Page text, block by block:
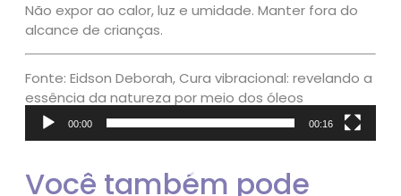
Não expor ao calor, luz e umidade. Manter fora do
alcance de crianças.
Fonte: Eidson Deborah, Cura vibracional: revelando a
essência da natureza por meio dos óleos
essenciais na Aromaterapia. Editora Lazlo, 2019.
vídeo
00:00 00:16
Você também pode